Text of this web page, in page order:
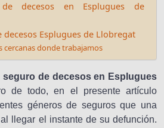
decesos en Esplugues de
decesos Esplugues de Llobregat
cercanas donde trabajamos
seguro de decesos en Esplugues
de todo, en el presente artículo
géneros de seguros que una
llegar el instante de su defunción.